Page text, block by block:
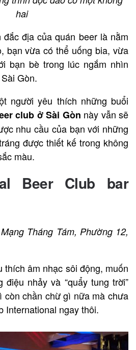
hai
địa của quán beer là nằm
bạn vừa có thể uống bia, vừa
bạn bè trong lúc ngắm nhìn
Gòn.
người yêu thích những buổi
club ở Sài Gòn này vẫn sẽ
nhu cầu của bạn với những
được thiết kế trong không
màu.
Beer Club bar
Tháng Tám, Phường 12,
thích âm nhạc sôi động, muốn
nhảy và “quẩy tung trời”
còn chần chừ gì nữa mà chưa
International ngay thôi.